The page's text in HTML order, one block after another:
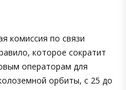
комиссия по связи
которое сократит
операторам для
орбиты, с 25 до